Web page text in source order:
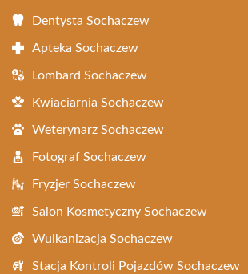
Dentysta Sochaczew
Apteka Sochaczew
Lombard Sochaczew
Kwiaciarnia Sochaczew
Weterynarz Sochaczew
Fotograf Sochaczew
Fryzjer Sochaczew
Salon Kosmetyczny Sochaczew
Wulkanizacja Sochaczew
Stacja Kontroli Pojazdów Sochaczew